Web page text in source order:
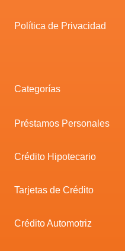
Política de Privacidad
Categorías
Préstamos Personales
Crédito Hipotecario
Tarjetas de Crédito
Crédito Automotriz